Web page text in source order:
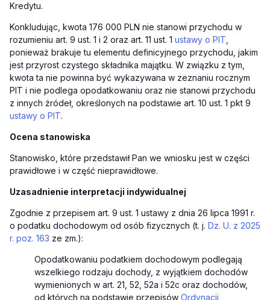
Kredytu.
Konkludując, kwota 176 000 PLN nie stanowi przychodu w
rozumieniu art. 9 ust. 1 i 2 oraz art. 11 ust. 1 ustawy o PIT
ponieważ brakuje tu elementu definicyjnego przychodu, jakim
jest przyrost czystego składnika majątku. W związku z tym,
kwota ta nie powinna być wykazywana w zeznaniu rocznym
PIT i nie podlega opodatkowaniu oraz nie stanowi przychodu
z innych źródeł, określonych na podstawie art. 10 ust. 1 pkt 9
ustawy o PIT.
Ocena stanowiska
Stanowisko, które przedstawił Pan we wniosku jest w części
prawidłowe i w część nieprawidłowe.
Uzasadnienie interpretacji indywidualnej
Zgodnie z przepisem art. 9 ust. 1 ustawy z dnia 26 lipca 1991 r.
o podatku dochodowym od osób fizycznych (t. j. Dz. U. z 2025
r. poz. 163 ze zm.):
Opodatkowaniu podatkiem dochodowym podlegają
wszelkiego rodzaju dochody, z wyjątkiem dochodów
wymienionych w art. 21, 52, 52a i 52c oraz dochodów,
od których na podstawie przepisów Ordynacji